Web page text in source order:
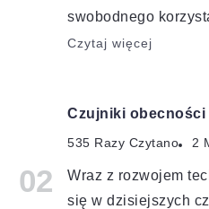
swobodnego
Czytaj więcej
Czujniki obecności
535 Razy Czytano 2
Wraz z rozwojem
się w dzisiejszych